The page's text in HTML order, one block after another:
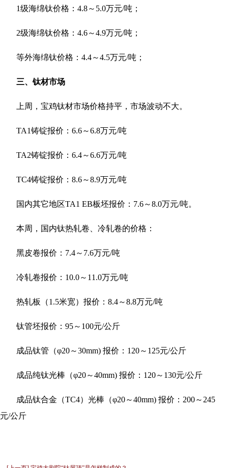
1级海绵钛价格：4.8～5.0万元/吨；
2级海绵钛价格：4.6～4.9万元/吨；
等外海绵钛价格：4.4～4.5万元/吨；
三、钛材市场
上周，宝鸡钛材市场价格持平，市场波动不大。
TA1铸锭报价：6.6～6.8万元/吨
TA2铸锭报价：6.4～6.6万元/吨
TC4铸锭报价：8.6～8.9万元/吨
国内其它地区TA1 EB板坯报价：7.6～8.0万元/吨。
本周，国内钛热轧卷、冷轧卷的价格：
黑皮卷报价：7.4～7.6万元/吨
冷轧卷报价：10.0～11.0万元/吨
热轧板（1.5米宽）报价：8.4～8.8万元/吨
钛管坯报价：95～100元/公斤
成品钛管（φ20～30mm) 报价：120～125元/公斤
成品纯钛光棒（φ20～40mm) 报价：120～130元/公斤
成品钛合金（TC4）光棒（φ20～40mm) 报价：200～245
元/公斤